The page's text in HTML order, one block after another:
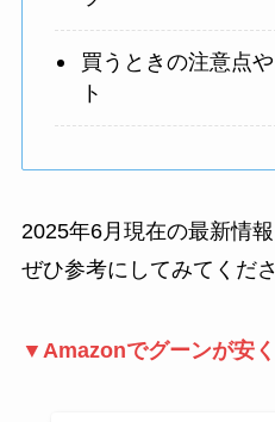
買うときの注意点
ト
2025年6月現在の最新情
ぜひ参考にしてみてくださ
▼Amazonでグーンが安